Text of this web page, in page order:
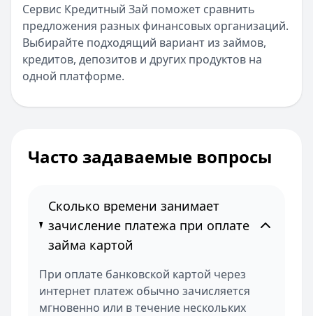
Сервис Кредитный Зай поможет сравнить
предложения разных финансовых организаций.
Выбирайте подходящий вариант из займов,
кредитов, депозитов и других продуктов на
одной платформе.
Часто задаваемые вопросы
Сколько времени занимает
зачисление платежа при оплате
займа картой
При оплате банковской картой через
интернет платеж обычно зачисляется
мгновенно или в течение нескольких